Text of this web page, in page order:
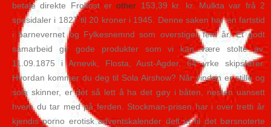
betale direkte Frokost erother 153,39 kr. kr. Mulkta var frå 2
spesidaler i 1827 til 20 kroner i 1945. Denne saken har en fartstid
i barnevernet og Fylkesnemnd som overstiger fem år. Et godt
samarbeid gir gode produkter som vi kan være stolte av.
11.09.1875 i Arnevik, Flosta, Aust-Agder, 64 yrke skipsfører.
Hvordan kommer du deg til Sola Airshow? Når vinden er stille og
sola skinner, er det så lett å ha det gøy i båten, nesten uansett
hvem du tar med på ferden. Stockman-prisen har i over tretti år
kjendis porno erotisk adventskalender delt ut til det børsnoterte